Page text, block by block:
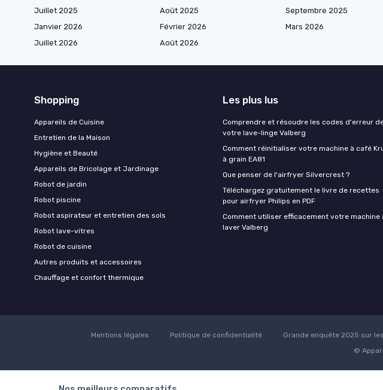
Juillet 2025
Août 2025 Septembre 2025
Janvier 2026
Février 2026 Mars 2026
Juillet 2026
Août 2026
Shopping
Appareils de Cuisine
Entretien de la Maison
Hygiène et Beauté
Appareils de Bricolage et Jardinage
Robot de jardin
Robot piscine
Robot aspirateur et entretien des sols
Robot lave-vitres
Robot de cuisine
Autres produits et accessoires
Chauffage et confort thermique
Les plus lus
Comprendre et résoudre les codes d'erreur
votre lave-linge Valberg
Comment réinitialiser votre machine à café
à grain EA81
Que penser de l'airfryer Silvercrest ?
Téléchargez gratuitement le livre de recettes
pour airfryer Philips en PDF
Comment utiliser efficacement votre machine
laver Valberg
Mentions légales Politique de confidentialité Grande enquête 2025 sur
©